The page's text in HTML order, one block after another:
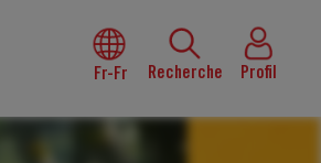
Fr-Fr Recherche Profil